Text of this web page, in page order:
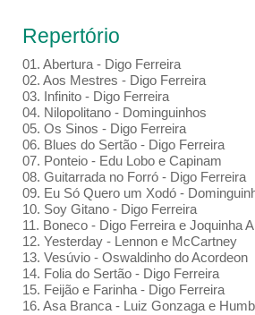
Repertório
01. Abertura - Digo Ferreira
02. Aos Mestres - Digo Ferreira
03. Infinito - Digo Ferreira
04. Nilopolitano - Dominguinhos
05. Os Sinos - Digo Ferreira
06. Blues do Sertão - Digo Ferreira
07. Ponteio - Edu Lobo e Capinam
08. Guitarrada no Forró - Digo Ferreira
09. Eu Só Quero um Xodó -
10. Soy Gitano - Digo Ferreira
11. Boneco - Digo Ferreira e Joquinha
12. Yesterday - Lennon e McCartney
13. Vesúvio - Oswaldinho do Acordeon
14. Folia do Sertão - Digo Ferreira
15. Feijão e Farinha - Digo Ferreira
16. Asa Branca - Luiz Gonzaga e